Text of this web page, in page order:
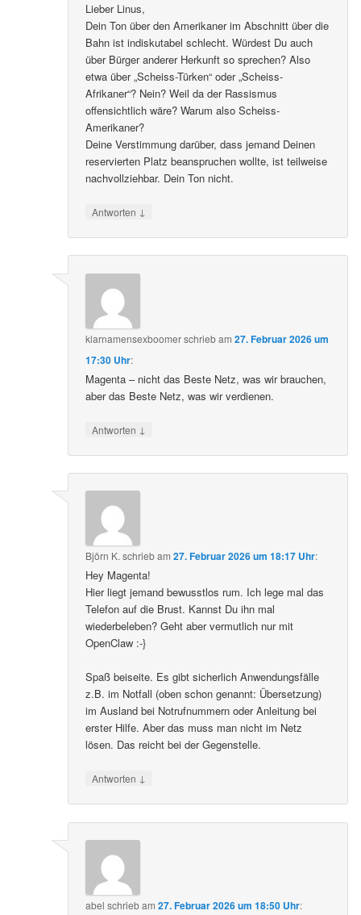
Lieber Linus,
Dein Ton über den Amerikaner im Abschnitt über die
Bahn ist indiskutabel schlecht. Würdest Du auch
über Bürger anderer Herkunft so sprechen? Also
etwa über „Scheiss-Türken“ oder „Scheiss-
Afrikaner“? Nein? Weil da der Rassismus
offensichtlich wäre? Warum also Scheiss-
Amerikaner?
Deine Verstimmung darüber, dass jemand Deinen
reservierten Platz beanspruchen wollte, ist teilweise
nachvollziehbar. Dein Ton nicht.
Antworten ↓
klarnamensexboomerschriebam27. Februar 2026 um
17:30 Uhr:
Magenta – nicht das Beste Netz, was wir brauchen,
aber das Beste Netz, was wir verdienen.
Antworten ↓
Björn K. schriebam27. Februar 2026 um 18:17 Uhr:
Hey Magenta!
Hier liegt jemand bewusstlos rum. Ich lege mal das
Telefon auf die Brust. Kannst Du ihn mal
wiederbeleben? Geht aber vermutlich nur mit
OpenClaw :-}
Spaß beiseite. Es gibt sicherlich Anwendungsfälle
z.B. im Notfall (oben schon genannt: Übersetzung)
im Ausland bei Notrufnummern oder Anleitung bei
erster Hilfe. Aber das muss man nicht im Netz
lösen. Das reicht bei der Gegenstelle.
Antworten ↓
abel schriebam27. Februar 2026 um 18:50 Uhr: